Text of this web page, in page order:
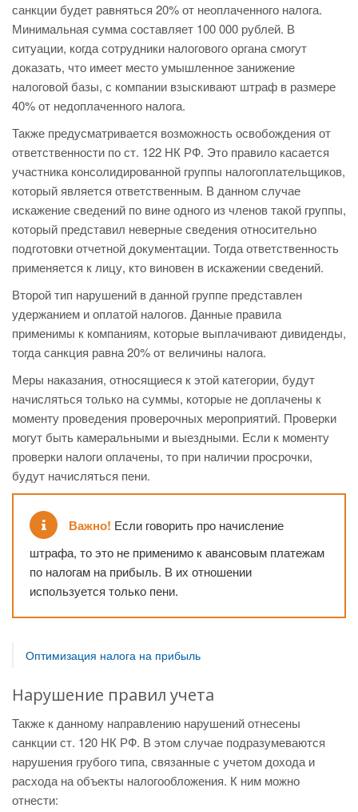
санкции будет равняться 20% от неоплаченного налога.
Минимальная сумма составляет 100 000 рублей. В
ситуации, когда сотрудники налогового органа смогут
доказать, что имеет место умышленное занижение
налоговой базы, с компании взыскивают штраф в размере
40% от недоплаченного налога.
Также предусматривается возможность освобождения от
ответственности по ст. 122 НК РФ. Это правило касается
участника консолидированной группы налогоплательщиков,
который является ответственным. В данном случае
искажение сведений по вине одного из членов такой группы,
который представил неверные сведения относительно
подготовки отчетной документации. Тогда ответственность
применяется к лицу, кто виновен в искажении сведений.
Второй тип нарушений в данной группе представлен
удержанием и оплатой налогов. Данные правила
применимы к компаниям, которые выплачивают дивиденды,
тогда санкция равна 20% от величины налога.
Меры наказания, относящиеся к этой категории, будут
начисляться только на суммы, которые не доплачены к
моменту проведения проверочных мероприятий. Проверки
могут быть камеральными и выездными. Если к моменту
проверки налоги оплачены, то при наличии просрочки,
будут начисляться пени.
Важно! Если говорить про начисление
штрафа, то это не применимо к авансовым платежам
по налогам на прибыль. В их отношении
используется только пени.
Оптимизация налога на прибыль
Нарушение правил учета
Также к данному направлению нарушений отнесены
санкции ст. 120 НК РФ. В этом случае подразумеваются
нарушения грубого типа, связанные с учетом дохода и
расхода на объекты налогообложения. К ним можно
отнести: